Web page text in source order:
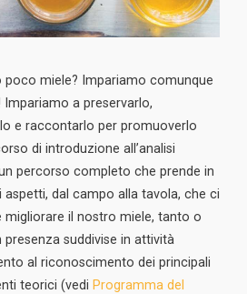
miele? Impariamo comunque
a preservarlo,
e raccontarlo per promuoverlo
di introduzione all’analisi
percorso completo che prende in
dal campo alla tavola, che ci
migliorare il nostro miele, tanto o
suddivise in attività
al riconoscimento dei principali
teorici (vedi Programma del